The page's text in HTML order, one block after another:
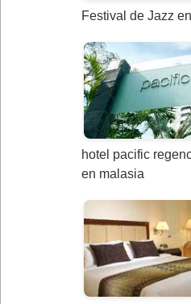
Festival de Jazz
hotel pacific
en malasia